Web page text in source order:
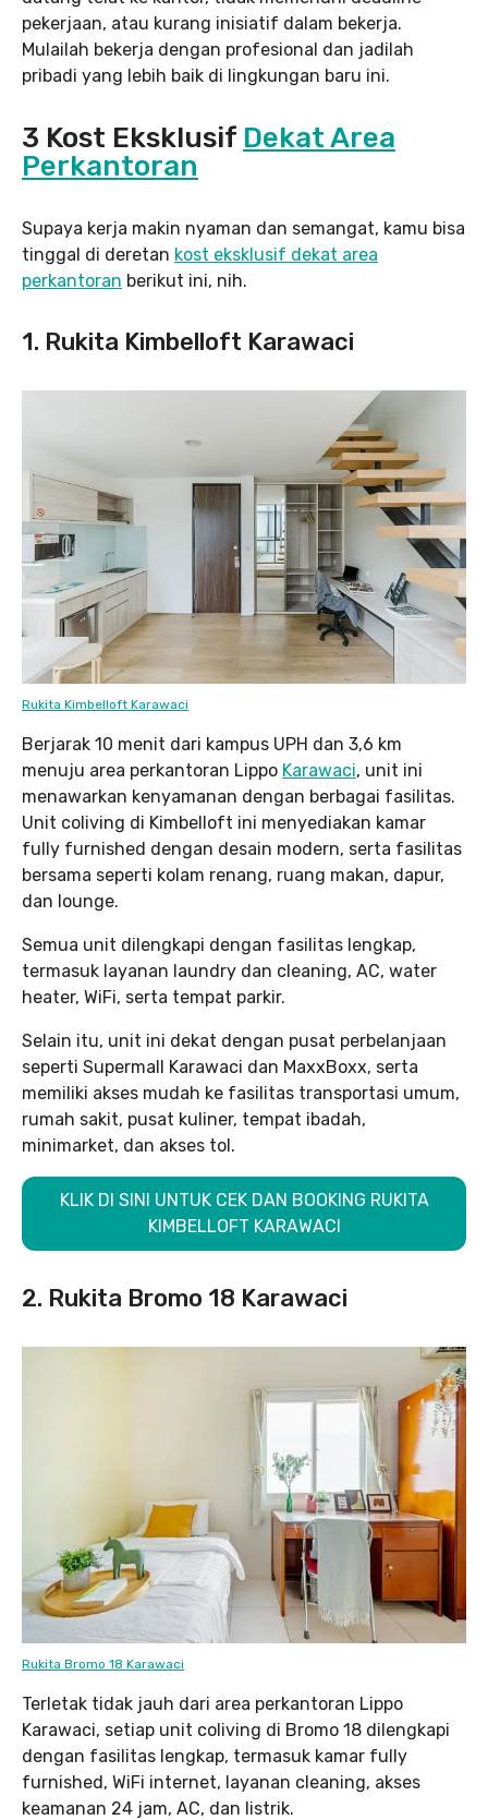
pekerjaan, atau kurang inisiatif dalam bekerja.
Mulailah bekerja dengan profesional dan jadilah
pribadi yang lebih baik di lingkungan baru ini.
3 Kost Eksklusif Dekat Area
Perkantoran
Supaya kerja makin nyaman dan semangat, kamu bisa
tinggal di deretan kost eksklusif dekat area
perkantoran berikut ini, nih.
1. Rukita Kimbelloft Karawaci
Rukita Kimbelloft Karawaci
Berjarak 10 menit dari kampus UPH dan 3,6 km
menuju area perkantoran Lippo Karawaci, unit ini
menawarkan kenyamanan dengan berbagai fasilitas.
Unit coliving di Kimbelloft ini menyediakan kamar
fully furnished dengan desain modern, serta fasilitas
bersama seperti kolam renang, ruang makan, dapur,
dan lounge.
Semua unit dilengkapi dengan fasilitas lengkap,
termasuk layanan laundry dan cleaning, AC, water
heater, WiFi, serta tempat parkir.
Selain itu, unit ini dekat dengan pusat perbelanjaan
seperti Supermall Karawaci dan MaxxBoxx, serta
memiliki akses mudah ke fasilitas transportasi umum,
rumah sakit, pusat kuliner, tempat ibadah,
minimarket, dan akses tol.
KLIK DI SINI UNTUK CEK DAN BOOKING RUKITA
KIMBELLOFT KARAWACI
2. Rukita Bromo 18 Karawaci
Rukita Bromo 18 Karawaci
Terletak tidak jauh dari area perkantoran Lippo
Karawaci, setiap unit coliving di Bromo 18 dilengkapi
dengan fasilitas lengkap, termasuk kamar fully
furnished, WiFi internet, layanan cleaning, akses
keamanan 24 jam, AC, dan listrik.